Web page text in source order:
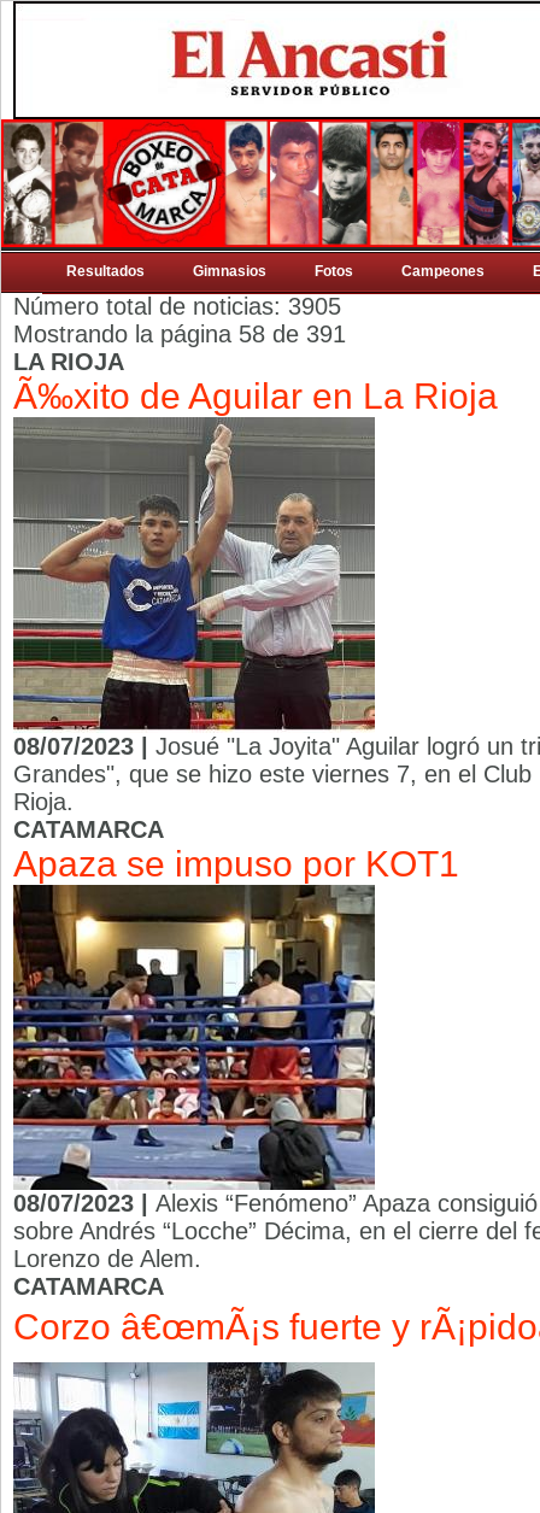
Resultados Gimnasios Fotos Campeones
Número total de noticias: 3905
Mostrando la página 58 de 391
LA RIOJA
Ã‰xito de Aguilar en La Rioja
08/07/2023 | Josué "La Joyita" Aguilar logró un
Grandes", que se hizo este viernes 7, en el
Rioja.
CATAMARCA
Apaza se impuso por KOT1
08/07/2023 | Alexis “Fenómeno” Apaza
sobre Andrés “Locche” Décima, en el cierre del
Lorenzo de Alem.
CATAMARCA
Corzo â€œmÃ¡s fuerte y